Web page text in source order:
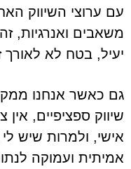
עם ערוצי השיווק
משאבים ואנרגיות,
יעיל, בטח לא לאורך
גם כאשר אנחנו
שיווק ספציפיים,
אישי, ולמרות שיש
אמיתית ועמוקה